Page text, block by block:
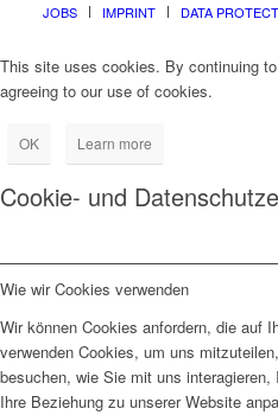
JOBS IMPRINT DATA
This site uses cookies. By continuing
agreeing to our use of cookies.
OK Learn more
Cookie- und
Wie wir Cookies verwenden
Wir können Cookies anfordern, die auf
verwenden Cookies, um uns
besuchen, wie Sie mit uns
Ihre Beziehung zu unserer Website